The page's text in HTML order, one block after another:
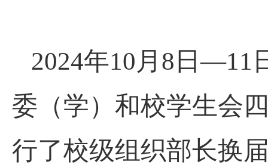
2024年10月8日—11
委（学）和校学生会
行了校级组织部长换